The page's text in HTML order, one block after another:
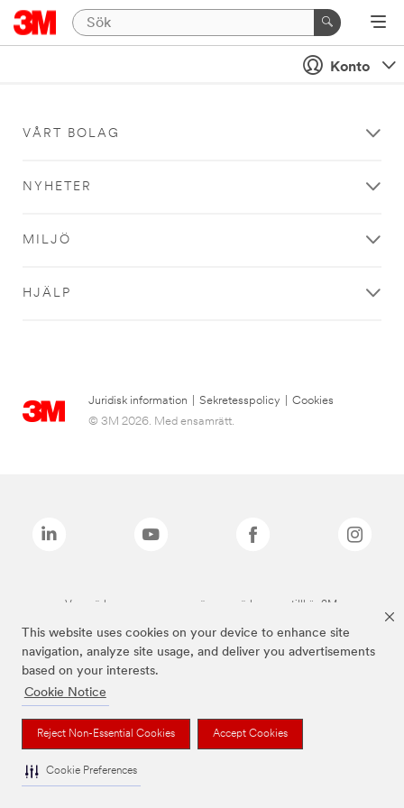
This website uses cookies on your device to enhance site
navigation, analyze site usage, and deliver you advertisements
based on your interests.
Cookie Notice
Reject Non-Essential Cookies Accept Cookies
Cookie Preferences
Konto
VÅRT BOLAG
NYHETER
MILJÖ
HJÄLP
Juridisk information Sekretesspolicy
Cookies
© 3M 2026. Med ensamrätt.
Varumärken som anges ovan är varumärken som tillhör 3M.